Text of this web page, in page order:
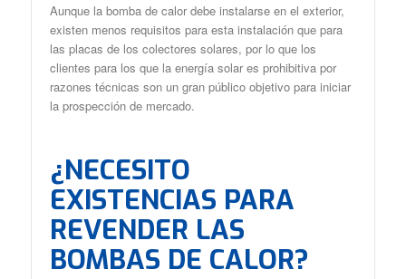
Aunque la bomba de calor debe instalarse en el exterior,
existen menos requisitos para esta instalación que para
las placas de los colectores solares, por lo que los
clientes para los que la energía solar es prohibitiva por
razones técnicas son un gran público objetivo para iniciar
la prospección de mercado.
¿NECESITO
EXISTENCIAS PARA
REVENDER LAS
BOMBAS DE CALOR?